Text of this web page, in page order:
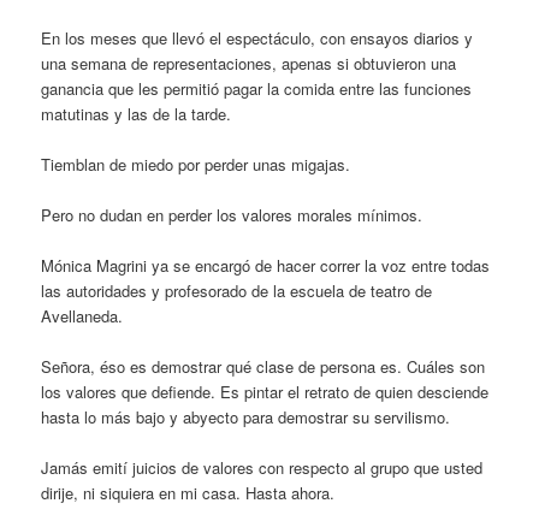
En los meses que llevó el espectáculo, con ensayos diarios y
una semana de representaciones, apenas si obtuvieron una
ganancia que les permitió pagar la comida entre las funciones
matutinas y las de la tarde.
Tiemblan de miedo por perder unas migajas.
Pero no dudan en perder los valores morales mínimos.
Mónica Magrini ya se encargó de hacer correr la voz entre todas
las autoridades y profesorado de la escuela de teatro de
Avellaneda.
Señora, éso es demostrar qué clase de persona es. Cuáles son
los valores que defiende. Es pintar el retrato de quien desciende
hasta lo más bajo y abyecto para demostrar su servilismo.
Jamás emití juicios de valores con respecto al grupo que usted
dirije, ni siquiera en mi casa. Hasta ahora.